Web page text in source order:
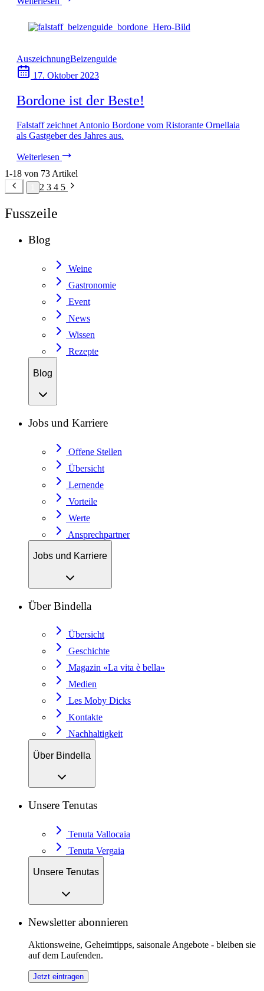
AuszeichnungBeizenguide
17. Oktober 2023
Bordone ist der Beste!
Falstaff zeichnet Antonio Bordone vom Ristorante Ornellaia
als Gastgeber des Jahres aus.
Weiterlesen
1-18 von 73 Artikel
2 3 4 5
Fusszeile
Blog
Weine
Gastronomie
Event
News
Wissen
Rezepte
Blog
Jobs und Karriere
Offene Stellen
Übersicht
Lernende
Vorteile
Werte
Ansprechpartner
Jobs und Karriere
Über Bindella
Übersicht
Geschichte
Magazin «La vita è bella»
Medien
Les Moby Dicks
Kontakte
Nachhaltigkeit
Über Bindella
Unsere Tenutas
Tenuta Vallocaia
Tenuta Vergaia
Unsere Tenutas
Newsletter abonnieren
Aktionsweine, Geheimtipps, saisonale Angebote - bleiben sie
auf dem Laufenden.
Jetzt eintragen